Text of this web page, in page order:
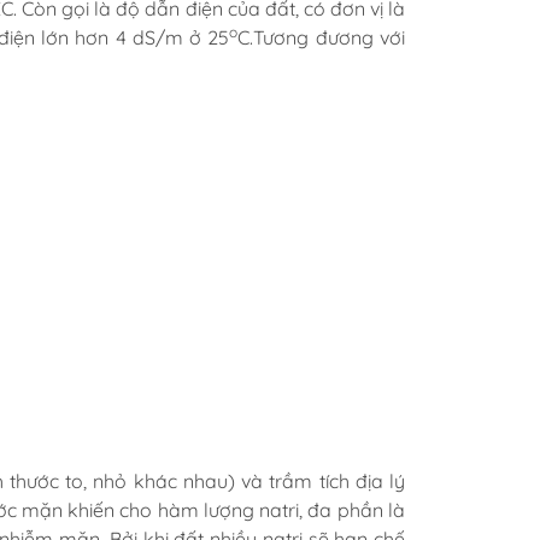
Còn gọi là độ dẫn điện của đất, có đơn vị là
lớn hơn 4 dS/m ở 25oC.Tương đương với
to, nhỏ khác nhau) và trầm tích địa lý
mặn khiến cho hàm lượng natri, đa phần là